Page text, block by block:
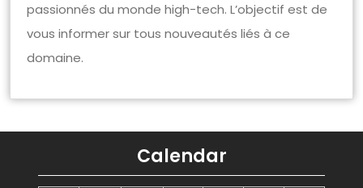
passionnés du monde high-tech. L’objectif est de
vous informer sur tous nouveautés liés à ce
domaine.
Calendar